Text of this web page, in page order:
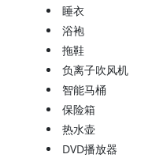
睡衣
浴袍
拖鞋
负离子吹风机
智能马桶
保险箱
热水壶
DVD播放器